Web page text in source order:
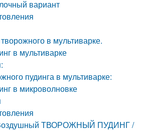
вариант
в мультиварке.
в мультиварке
пудинга в мультиварке:
в микроволновке
ТВОРОЖНЫЙ ПУДИНГ /